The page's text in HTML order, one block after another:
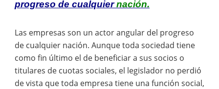
progreso de cualquiernación.
Las empresas son un actor angular del progreso
de cualquier nación. Aunque toda sociedad tiene
como fin último el de beneficiar a sus socios o
titulares de cuotas sociales, el legislador no perdió
de vista que toda empresa tiene una función social,